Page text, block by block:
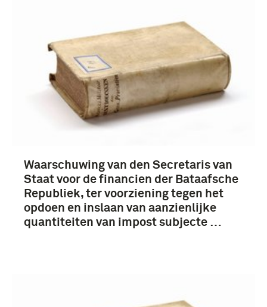
Waarschuwing van den Secretaris van
Staat voor de financien der Bataafsche
Republiek, ter voorziening tegen het
opdoen en inslaan van aanzienlijke
quantiteiten van impost subjecte …